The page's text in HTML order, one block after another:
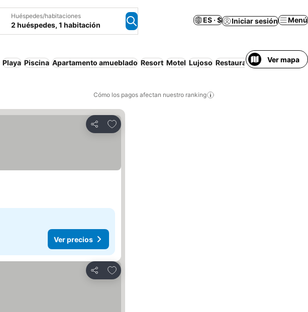
Huéspedes/habitaciones
2 huéspedes, 1 habitación
ES · $ Iniciar sesión Menú
Playa Piscina Apartamento amueblado Resort Motel Lujoso Restaurante Ver mapa
Cómo los pagos afectan nuestro ranking
Compartir
Agregar a favoritos
Ver precios
Compartir
Agregar a favoritos